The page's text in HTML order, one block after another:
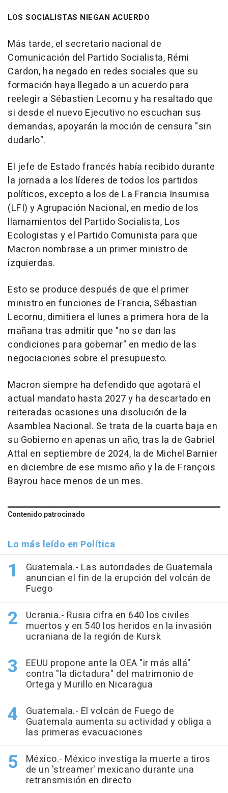
LOS SOCIALISTAS NIEGAN ACUERDO
Más tarde, el secretario nacional de
Comunicación del Partido Socialista, Rémi
Cardon, ha negado en redes sociales que su
formación haya llegado a un acuerdo para
reelegir a Sébastien Lecornu y ha resaltado que
si desde el nuevo Ejecutivo no escuchan sus
demandas, apoyarán la moción de censura "sin
dudarlo".
El jefe de Estado francés había recibido durante
la jornada a los líderes de todos los partidos
políticos, excepto a los de La Francia Insumisa
(LFI) y Agrupación Nacional, en medio de los
llamamientos del Partido Socialista, Los
Ecologistas y el Partido Comunista para que
Macron nombrase a un primer ministro de
izquierdas.
Esto se produce después de que el primer
ministro en funciones de Francia, Sébastian
Lecornu, dimitiera el lunes a primera hora de la
mañana tras admitir que "no se dan las
condiciones para gobernar" en medio de las
negociaciones sobre el presupuesto.
Macron siempre ha defendido que agotará el
actual mandato hasta 2027 y ha descartado en
reiteradas ocasiones una disolución de la
Asamblea Nacional. Se trata de la cuarta baja en
su Gobierno en apenas un año, tras la de Gabriel
Attal en septiembre de 2024, la de Michel Barnier
en diciembre de ese mismo año y la de François
Bayrou hace menos de un mes.
Contenido patrocinado
Lo más leído en Política
Guatemala.- Las autoridades de Guatemala
anuncian el fin de la erupción del volcán de
Fuego
Ucrania.- Rusia cifra en 640 los civiles
muertos y en 540 los heridos en la invasión
ucraniana de la región de Kursk
EEUU propone ante la OEA "ir más allá"
contra "la dictadura" del matrimonio de
Ortega y Murillo en Nicaragua
Guatemala.- El volcán de Fuego de
Guatemala aumenta su actividad y obliga a
las primeras evacuaciones
México.- México investiga la muerte a tiros
de un 'streamer' mexicano durante una
retransmisión en directo